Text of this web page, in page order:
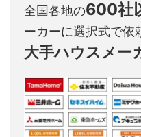
全国各地の600社
ーカーに選択式で依
大手ハウスメー